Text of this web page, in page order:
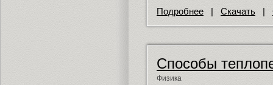
Подробнее | Скачать |
Способы
Физика